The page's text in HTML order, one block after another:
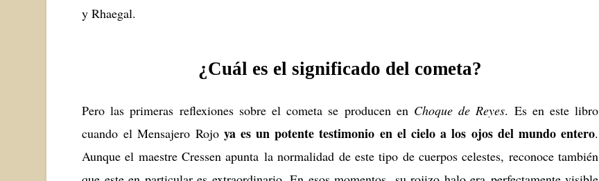
y Rhaegal.
¿Cuál es el significado del cometa?
Pero las primeras reflexiones sobre el cometa se producen en Choque de Reyes. Es en este libro
cuando el Mensajero Rojo ya es un potente testimonio en el cielo a los ojos del mundo entero.
Aunque el maestre Cressen apunta la normalidad de este tipo de cuerpos celestes, reconoce también